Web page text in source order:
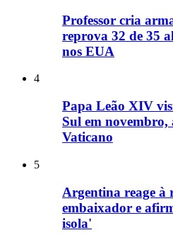
Professor cria
reprova 32 de 35
nos EUA
4
Papa Leão XIV
Sul em novembro,
Vaticano
5
Argentina reage à
embaixador e
isola'